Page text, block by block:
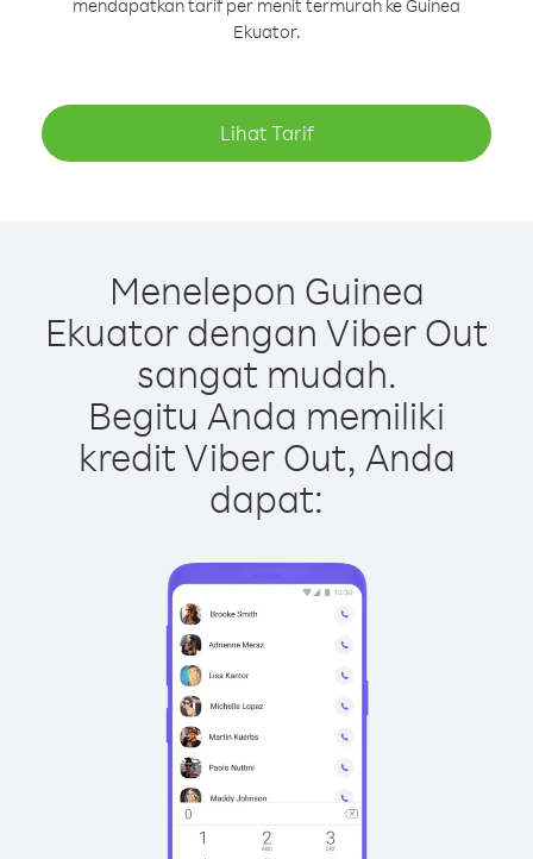
mendapatkan tarif per menit termurah ke Guinea
Ekuator.
Lihat Tarif
Menelepon Guinea
Ekuator dengan Viber Out
sangat mudah.
Begitu Anda memiliki
kredit Viber Out, Anda
dapat: